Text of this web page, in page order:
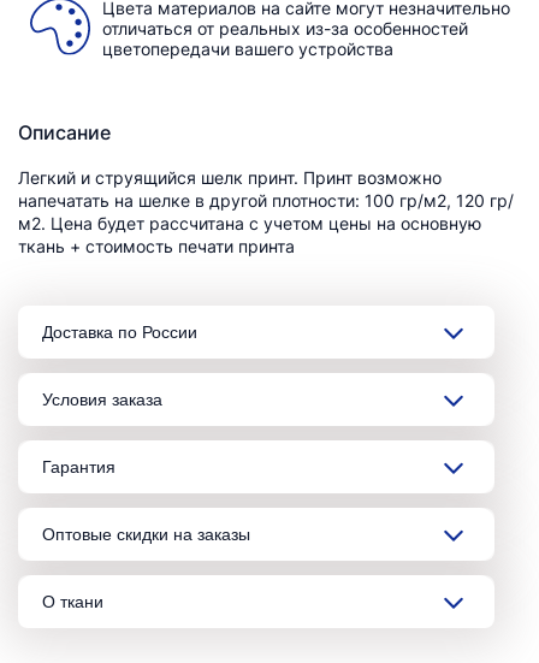
Цвета материалов на сайте могут незначительно
отличаться от реальных из-за особенностей
цветопередачи вашего устройства
Описание
Легкий и струящийся шелк принт. Принт возможно
напечатать на шелке в другой плотности: 100 гр/м2, 120 гр/
м2. Цена будет рассчитана с учетом цены на основную
ткань + стоимость печати принта
Доставка по России
Условия заказа
Гарантия
Оптовые скидки на заказы
О ткани